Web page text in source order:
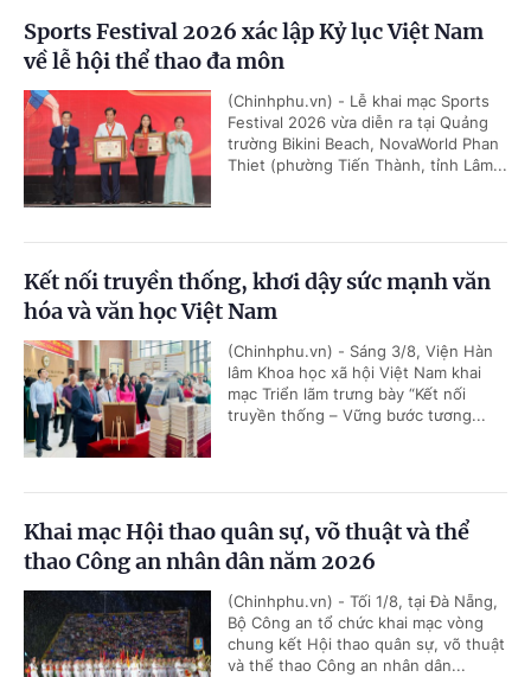
Sports Festival 2026 xác lập Kỷ lục Việt Nam
về lễ hội thể thao đa môn
(Chinhphu.vn) - Lễ khai mạc Sports
Festival 2026 vừa diễn ra tại Quảng
trường Bikini Beach, NovaWorld Phan
Thiet (phường Tiến Thành, tỉnh Lâm...
Kết nối truyền thống, khơi dậy sức mạnh văn
hóa và văn học Việt Nam
(Chinhphu.vn) - Sáng 3/8, Viện Hàn
lâm Khoa học xã hội Việt Nam khai
mạc Triển lãm trưng bày “Kết nối
truyền thống – Vững bước tương...
Khai mạc Hội thao quân sự, võ thuật và thể
thao Công an nhân dân năm 2026
(Chinhphu.vn) - Tối 1/8, tại Đà Nẵng,
Bộ Công an tổ chức khai mạc vòng
chung kết Hội thao quân sự, võ thuật
và thể thao Công an nhân dân...